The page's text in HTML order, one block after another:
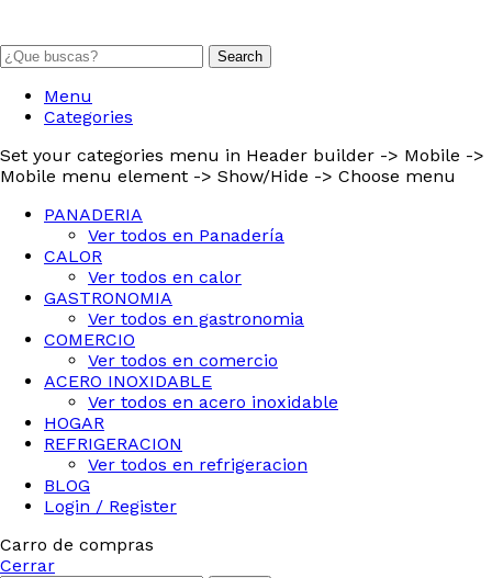
Search
Menu
Categories
Set your categories menu in Header builder -> Mobile ->
Mobile menu element -> Show/Hide -> Choose menu
PANADERIA
Ver todos en Panadería
CALOR
Ver todos en calor
GASTRONOMIA
Ver todos en gastronomia
COMERCIO
Ver todos en comercio
ACERO INOXIDABLE
Ver todos en acero inoxidable
HOGAR
REFRIGERACION
Ver todos en refrigeracion
BLOG
Login / Register
Carro de compras
Cerrar